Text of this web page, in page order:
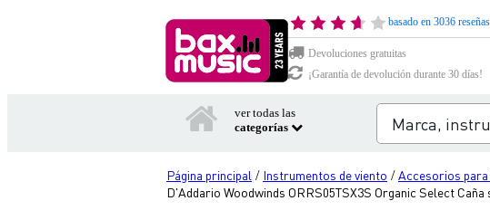
basado en 3036 reseñas
Devoluciones gratuitas
¡Garantía de devolución durante 30 días!
ver todas las
categorías
Página principal / Instrumentos de viento /Accesorios
D'Addario Woodwinds ORRS05TSX3S Organic Select